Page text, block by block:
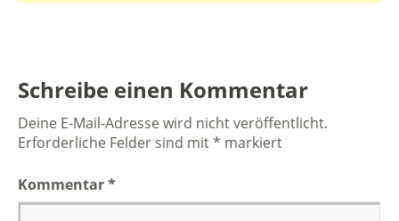
Schreibe einen Kommentar
Deine E-Mail-Adresse wird nicht veröffentlicht.
Erforderliche Felder sind mit* markiert
Kommentar*